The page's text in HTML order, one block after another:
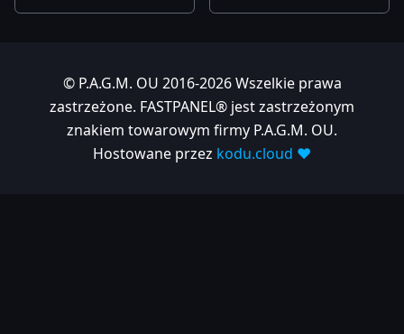
© P.A.G.M. OU 2016-2026 Wszelkie prawa
zastrzeżone. FASTPANEL® jest zastrzeżonym
znakiem towarowym firmy P.A.G.M. OU.
Hostowane przez kodu.cloud ❤️